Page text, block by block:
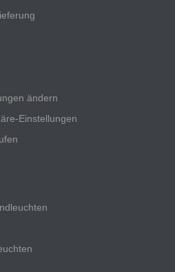
ändern
Einstellungen